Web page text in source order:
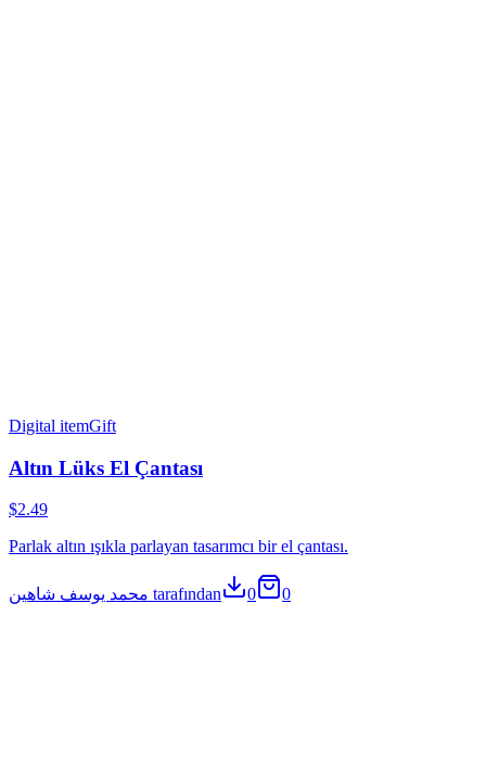
Digital itemGift
Altın Lüks El Çantası
$2.49
Parlak altın ışıkla parlayan tasarımcı bir el çantası.
محمد يوسف شاهين tarafından 0 0